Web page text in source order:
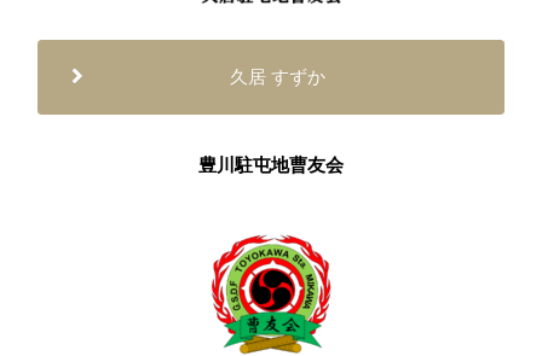
久居 すずか
豊川駐屯地曹友会